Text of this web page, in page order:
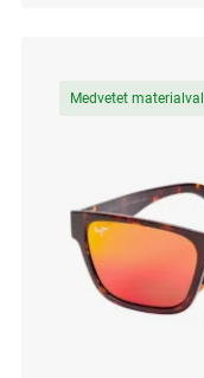
Medvetet materialval